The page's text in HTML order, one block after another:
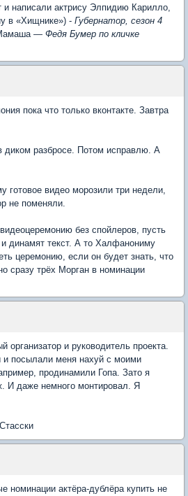
и написали актрису Элпидию Карилло,
в «Хищнике») - Губернатор, сезон 4
— Федя Бумер по кличке
пока что только вконтакте. Завтра
диком разбросе. Потом исправлю. А
готовое видео морозили три недели,
не поменяли.
без спойлеров, пусть
динамят текст. А то Халфанониму
церемонию, если он будет знать, что
сразу трёх Морган в номинации
организатор и руководитель проекта.
посылали меня нахуй с моими
продинамили Гопа. Зато я
И даже немного монтировал. Я
номинации актёра-дублёра купить не